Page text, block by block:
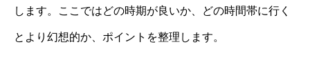
します。ここではどの時期が良いか、どの時間帯に行く
とより幻想的か、ポイントを整理します。